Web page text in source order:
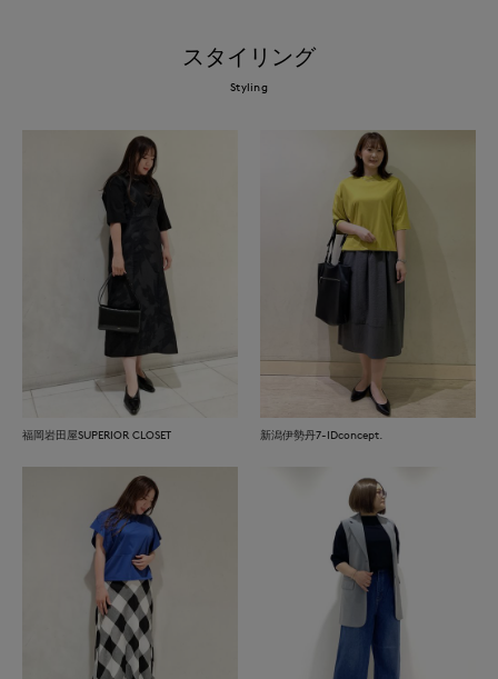
スタイリング
Styling
福岡岩田屋SUPERIOR CLOSET 新潟伊勢丹7-IDconcept.